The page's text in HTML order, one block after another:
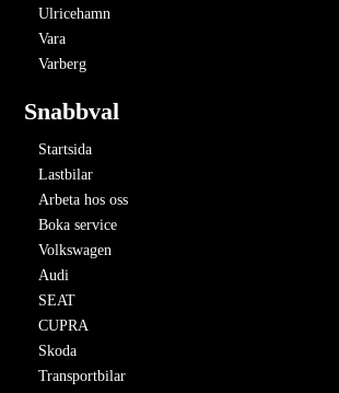
Ulricehamn
Vara
Varberg
Snabbval
Startsida
Lastbilar
Arbeta hos oss
Boka service
Volkswagen
Audi
SEAT
CUPRA
Skoda
Transportbilar